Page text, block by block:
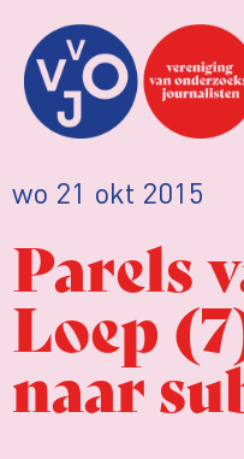
wo 21 okt 2015
Parels
Loep
naar